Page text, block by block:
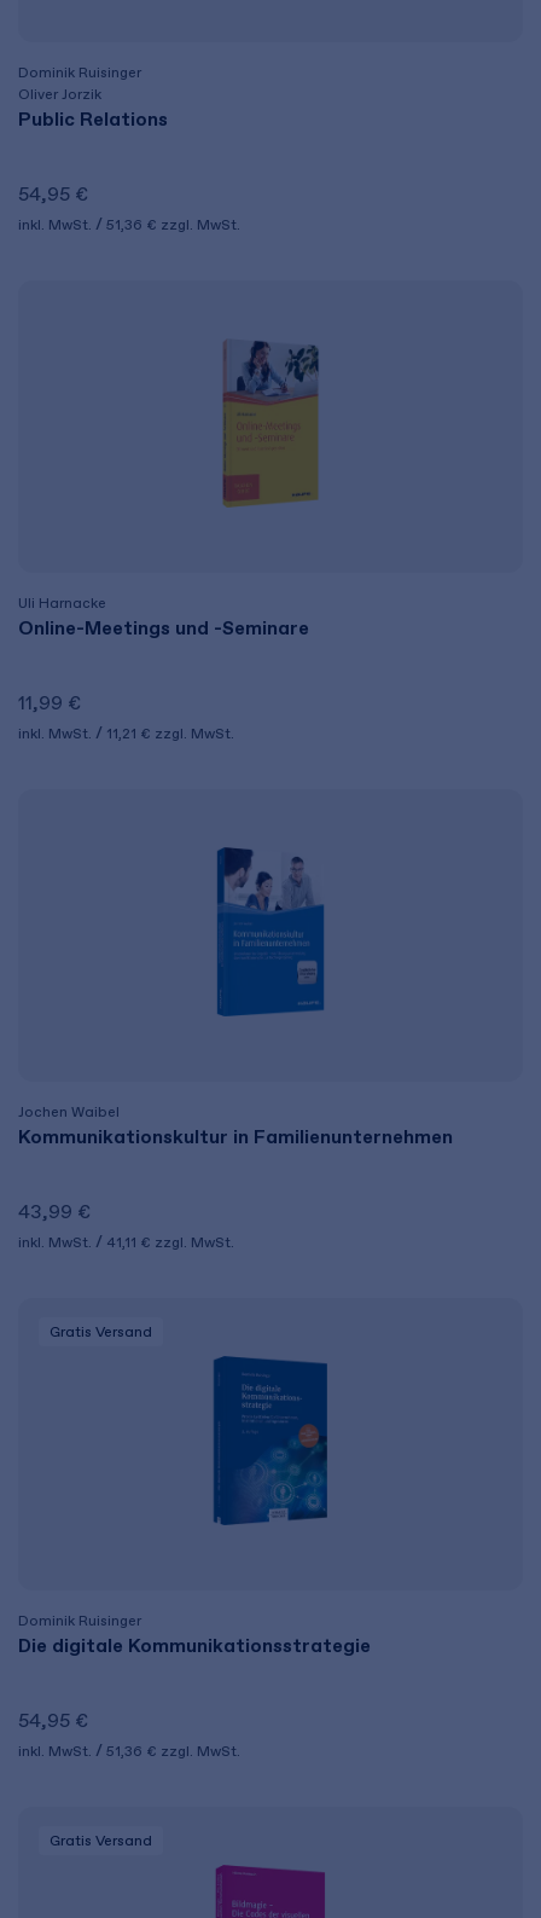
Dominik Ruisinger
Oliver Jorzik
Public Relations
54,95 €
inkl. MwSt. 51,36 € zzgl. MwSt.
Uli Harnacke
Online-Meetings und -Seminare
11,99 €
inkl. MwSt. 11,21 € zzgl. MwSt.
Jochen Waibel
Kommunikationskultur in Familienunternehmen
43,99 €
inkl. MwSt. 41,11 € zzgl. MwSt.
Gratis Versand
Dominik Ruisinger
Die digitale Kommunikationsstrategie
54,95 €
inkl. MwSt. 51,36 € zzgl. MwSt.
Gratis Versand